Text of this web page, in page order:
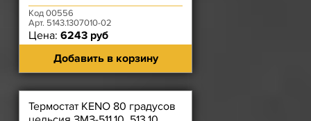
Код 00556
Арт. 5143.1307010-02
Цена: 6243 руб
Добавить в корзину
Термостат KENO 80 градусов